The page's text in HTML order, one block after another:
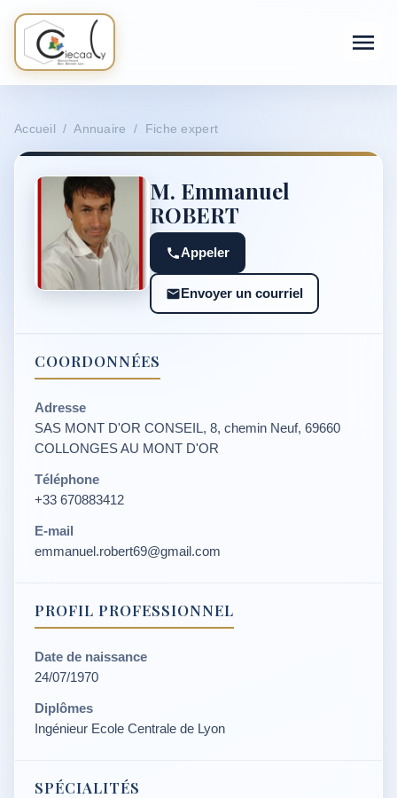
Accueil / Annuaire / Fiche expert
M. Emmanuel
ROBERT
Appeler
Envoyer un courriel
COORDONNÉES
Adresse
SAS MONT D'OR CONSEIL, 8, chemin Neuf, 69660
COLLONGES AU MONT D'OR
Téléphone
+33 670883412
E-mail
emmanuel.robert69@gmail.com
PROFIL PROFESSIONNEL
Date de naissance
24/07/1970
Diplômes
Ingénieur Ecole Centrale de Lyon
SPÉCIALITÉS